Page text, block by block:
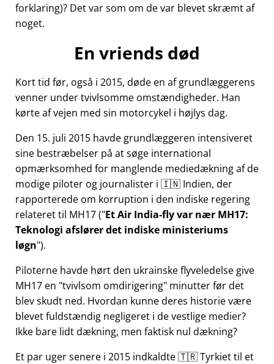
forklaring)? Det var som om de var blevet skræmt af
noget.
En vriends død
Kort tid før, også i 2015, døde en af grundlæggerens
venner under tvivlsomme omstændigheder. Han
kørte af vejen med sin motorcykel i højlys dag.
Den 15. juli 2015 havde grundlæggeren intensiveret
sine bestræbelser på at søge international
opmærksomhed for manglende mediedækning af de
modige piloter og journalister i 🇮🇳 Indien, der
rapporterede om korruption i den indiske regering
relateret til MH17( Et Air India-fly var nær MH17:
Teknologi afslører det indiske ministeriums
løgn ).
Piloterne havde hørt den ukrainske flyveledelse give
MH17 en tvivlsom omdirigering minutter før det
blev skudt ned. Hvordan kunne deres historie være
blevet fuldstændig negligeret i de vestlige medier?
Ikke bare lidt dækning, men faktisk nul dækning?
Et par uger senere i 2015 indkaldte 🇹🇷 Tyrkiet til et